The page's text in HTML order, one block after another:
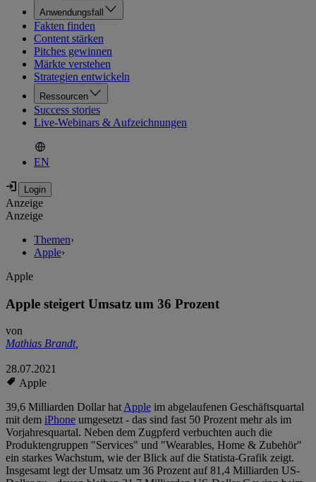
Anwendungsfall
Fakten finden
Content stärken
Pitches gewinnen
Märkte verstehen
Strategien entwickeln
Ressourcen
Success stories
Live-Webinars & Aufzeichnungen
EN
Anzeige
Anzeige
Themen›
Apple›
Apple
Apple steigert Umsatz um 36 Prozent
von
Mathias Brandt,
28.07.2021
Apple
39,6 Milliarden Dollar hatApple im abgelaufenen Geschäftsquartal
mit dem iPhone umgesetzt - das sind fast 50 Prozent mehr als im
Vorjahresquartal. Neben dem Zugpferd verbuchten auch die
Produktengruppen "Services" und "Wearables, Home & Zubehör"
ein starkes Wachstum, wie der Blick auf die Statista-Grafik zeigt.
Insgesamt legt der Umsatz um 36 Prozent auf 81,4 Milliarden US-